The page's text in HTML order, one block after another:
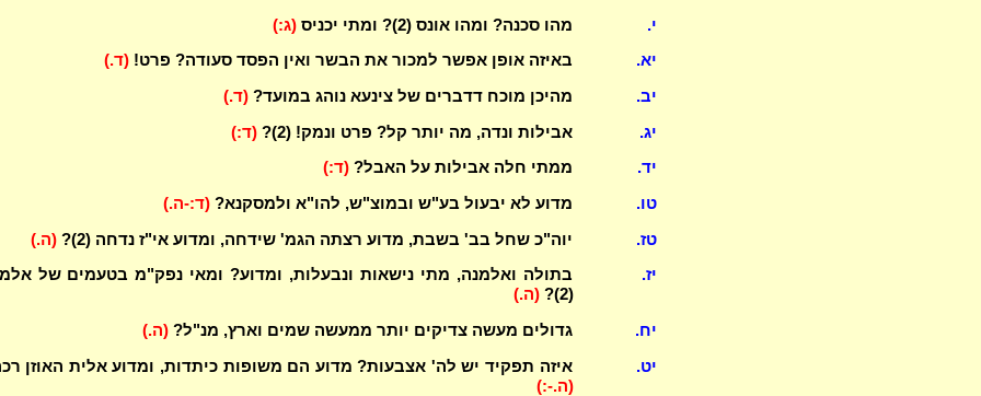
י. מהו סכנה? ומהו אונס (2)? ומתי יכניס (ג:)
יא. באיזה אופן אפשר למכור את הבשר ואין הפסד סעודה? פרט!(ד.)
יב. מהיכן מוכח דדברים של צינעא נוהג במועד?(ד.)
יג. אבילות ונדה, מה יותר קל? פרט ונמק! (2)? (ד:)
יד. ממתי חלה אבילות על האבל?(ד:)
טו. מדוע לא יבעול בע"ש ובמוצ"ש, להו"א ולמסקנא?(ד:-ה.)
טז. יוה"כ שחל בב' בשבת, מדוע רצתה הגמ' שידחה, ומדוע אי"ז נדחה (2)? (ה.)
יז.
בתולה ואלמנה, מתי נישאות ונבעלות, ומדוע? ומאי נפק"מ בטעמים של
(2)?
(ה.)
יח. גדולים מעשה צדיקים יותר ממעשה שמים וארץ, מנ"ל?(ה.)
יט.
איזה תפקיד יש לה' אצבעות? מדוע הם משופות כיתדות, ומדוע אלית האוזן
(ה.-:)